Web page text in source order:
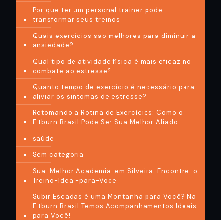
Por que ter um personal trainer pode
transformar seus treinos
Quais exercícios são melhores para diminuir a
ansiedade?
Qual tipo de atividade física é mais eficaz no
combate ao estresse?
Quanto tempo de exercício é necessário para
aliviar os sintomas de estresse?
Retomando a Rotina de Exercícios: Como o
Fitburn Brasil Pode Ser Sua Melhor Aliado
saúde
Sem categoria
Sua-Melhor Academia-em Silveira-Encontre-o
Treino-Ideal-para-Voce
Subir Escadas é uma Montanha para Você? Na
Fitburn Brasil Temos Acompanhamentos Ideais
para Você!